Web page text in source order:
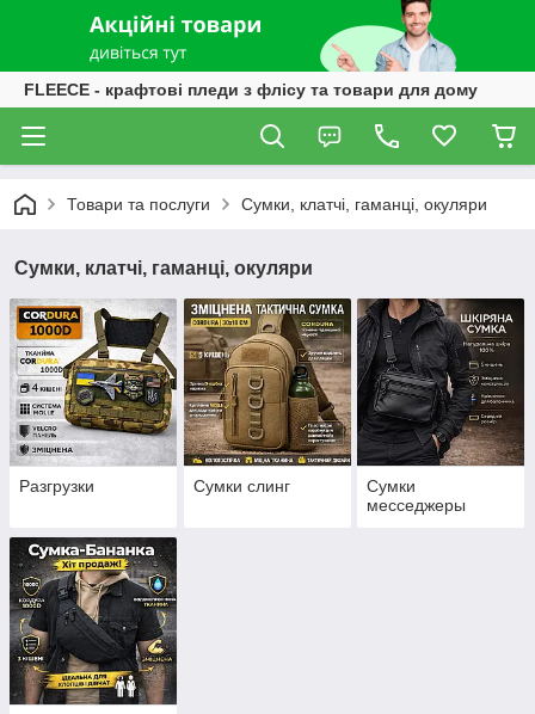
FLEECE - крафтові пледи з флісу та товари для дому
Товари та послуги Сумки, клатчі, гаманці, окуляри
Сумки, клатчі, гаманці, окуляри
Разгрузки Сумки слинг
Сумки
месседжеры